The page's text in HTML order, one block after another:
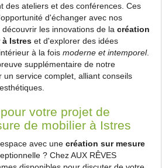
des ateliers et des conférences. Ces
d'échanger avec nos
les innovations de la création
à Istres et d'explorer des idées
à la fois moderne et intemporel.
supplémentaire de notre
service complet, alliant conseils
votre projet de
de mobilier à Istres
avec une création sur mesure
? Chez AUX RÊVES